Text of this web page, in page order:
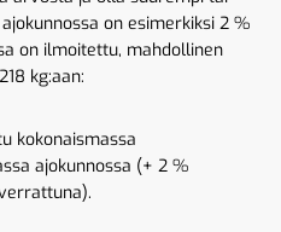
on esimerkiksi 2 %
on ilmoitettu, mahdollinen
kg:aan:
kokonaismassa
ajokunnossa (+ 2 %